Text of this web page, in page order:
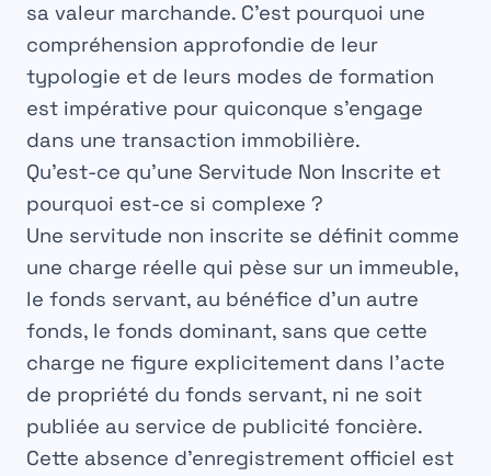
sa valeur marchande. C’est pourquoi une
compréhension approfondie de leur
typologie et de leurs modes de formation
est impérative pour quiconque s’engage
dans une transaction immobilière.
Qu’est-ce qu’une Servitude Non Inscrite et
pourquoi est-ce si complexe ?
Une servitude non inscrite se définit comme
une charge réelle qui pèse sur un immeuble,
le fonds servant, au bénéfice d’un autre
fonds, le fonds dominant, sans que cette
charge ne figure explicitement dans l’acte
de propriété du fonds servant, ni ne soit
publiée au service de publicité foncière.
Cette absence d’enregistrement officiel est